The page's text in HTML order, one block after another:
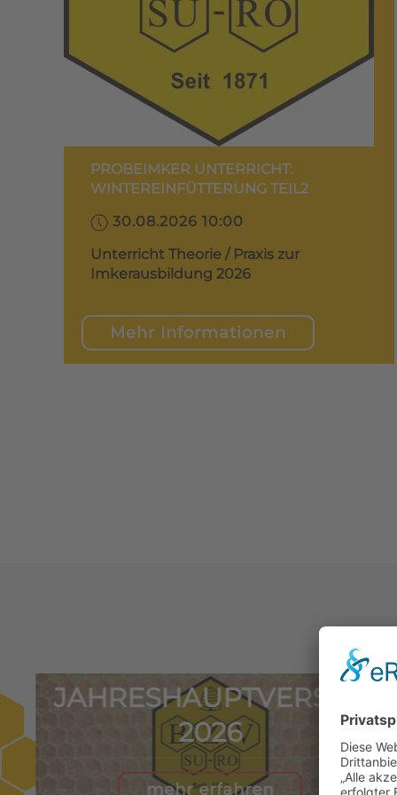
PROBEIMKER UNTERRICHT:
WINTEREINFÜTTERUNG TEIL2
30.08.2026 10:00
Unterricht Theorie / Praxis zur
Imkerausbildung 2026
Mehr Informationen
2026
mehr erfahren